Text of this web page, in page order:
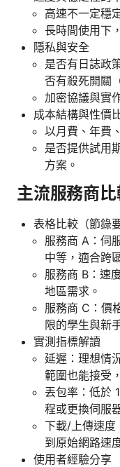
高速不一定穩
長時間使用下
隱私與安全
是否有日誌政
否有殺死開關
加密協議與實
成本結構與性價
以月費、年費
是否提供試用
方案。
主流服務商
表格比較（節錄要
服務商 A：伺
中等，適合跨
服務商 B：速
地區需求。
服務商 C：價
限的學生與新
實測指標解讀
延遲：理想情
範圍也能接受
丟包率：低於
程或更換伺服
下載/上傳速度
到原始網路速
使用者經驗分享